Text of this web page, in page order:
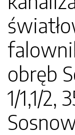
obręb
1/1,1/2,